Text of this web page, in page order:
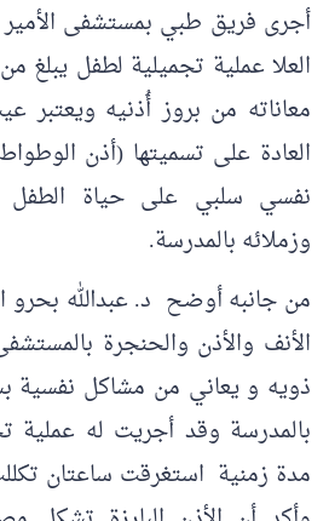
أجرى فريق طبي بمستشفى
معاناته من بروز أُذنيه
العادة على تسميتها (أذن
نفسي سلبي على حياة الطفل
وزملائه بالمدرسة.
من جانبه أوضح د. عبدالله بحرو
الأنف والأذن والحنجرة
ذويه و يعاني من مشاكل نفسية
بالمدرسة وقد أجريت له عملية
مدة زمنية استغرقت ساعتان